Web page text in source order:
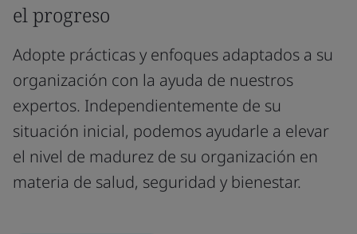
el progreso
Adopte prácticas y enfoques adaptados a su
organización con la ayuda de nuestros
expertos. Independientemente de su
situación inicial, podemos ayudarle a elevar
el nivel de madurez de su organización en
materia de salud, seguridad y bienestar.